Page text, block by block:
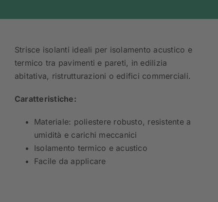
Strisce isolanti ideali per isolamento acustico e
termico tra pavimenti e pareti, in edilizia
abitativa, ristrutturazioni o edifici commerciali.
Caratteristiche:
Materiale: poliestere robusto, resistente a
umidità e carichi meccanici
Isolamento termico e acustico
Facile da applicare